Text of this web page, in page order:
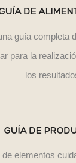
DE
guía completa
para la
los
GUÍA DE
elementos